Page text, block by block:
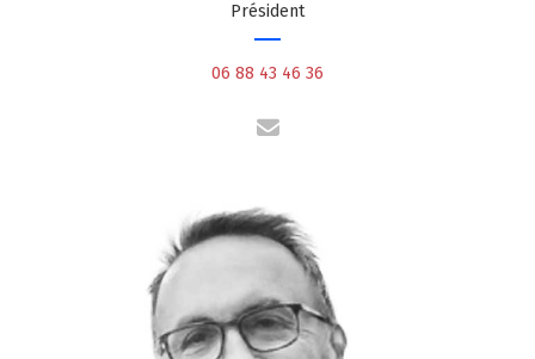
Président
06 88 43 46 36